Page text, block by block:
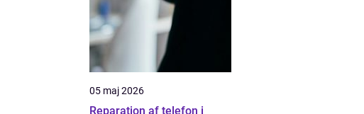
05 maj 2026
Reparation af telefon i